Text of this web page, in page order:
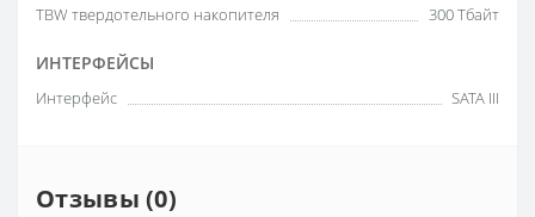
TBW твердотельного накопителя 300 Тбайт
ИНТЕРФЕЙСЫ
Интерфейс SATA III
Отзывы (0)